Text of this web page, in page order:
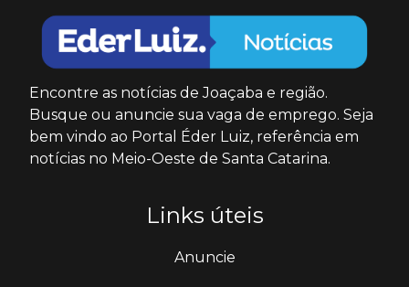
Encontre as notícias de Joaçaba e região.
Busque ou anuncie sua vaga de emprego. Seja
bem vindo ao Portal Éder Luiz, referência em
notícias no Meio-Oeste de Santa Catarina.
Links úteis
Anuncie